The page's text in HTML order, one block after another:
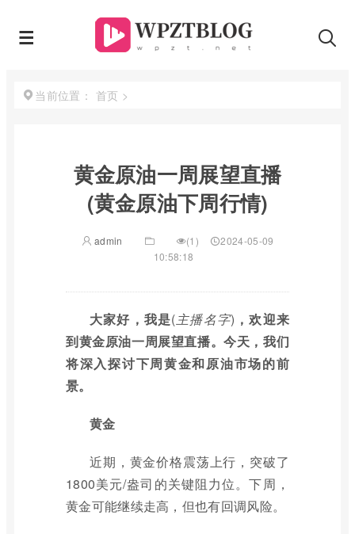
当前位置： 首页 >
黄金原油一周展望直播
(黄金原油下周行情)
admin (1)
2024-05-09
10:58:18
大家好，我是(主播名字) ，欢迎来
到黄金原油一周展望直播。今天，我们
将深入探讨下周黄金和原油市场的前
景。
黄金
近期，黄金价格震荡上行，突破了
1800美元/盎司的关键阻力位。下周，
黄金可能继续走高，但也有回调风险。